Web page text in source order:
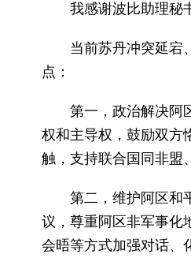
我感谢波比助理秘
当前苏丹冲突延宕
点：
第一，政治解决阿
权和主导权，鼓励双方
触，支持联合国同非盟
第二，维护阿区和
议，尊重阿区非军事化
会晤等方式加强对话、